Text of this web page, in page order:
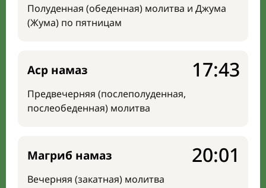
Полуденная (обеденная) молитва и Джума
(Жума) по пятницам
Аср намаз
Предвечерняя (послеполуденная,
послеобеденная) молитва
17:43
Магриб намаз
Вечерняя (закатная) молитва
20:01